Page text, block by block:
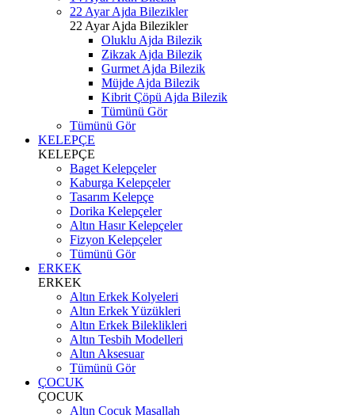
22 Ayar Ajda Bilezikler
22 Ayar Ajda Bilezikler
Oluklu Ajda Bilezik
Zikzak Ajda Bilezik
Gurmet Ajda Bilezik
Müjde Ajda Bilezik
Kibrit Çöpü Ajda Bilezik
Tümünü Gör
Tümünü Gör
KELEPÇE
KELEPÇE
Baget Kelepçeler
Kaburga Kelepçeler
Tasarım Kelepçe
Dorika Kelepçeler
Altın Hasır Kelepçeler
Fizyon Kelepçeler
Tümünü Gör
ERKEK
ERKEK
Altın Erkek Kolyeleri
Altın Erkek Yüzükleri
Altın Erkek Bileklikleri
Altın Tesbih Modelleri
Altın Aksesuar
Tümünü Gör
ÇOCUK
ÇOCUK
Altın Çocuk Maşallah